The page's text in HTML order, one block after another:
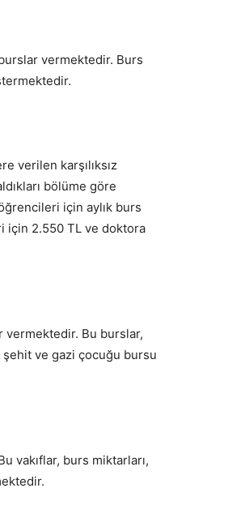
vermektedir. Burs
verilen karşılıksız
bölüme göre
için aylık burs
için 2.550 TL ve doktora
vermektedir. Bu burslar,
ve gazi çocuğu bursu
vakıflar, burs miktarları,